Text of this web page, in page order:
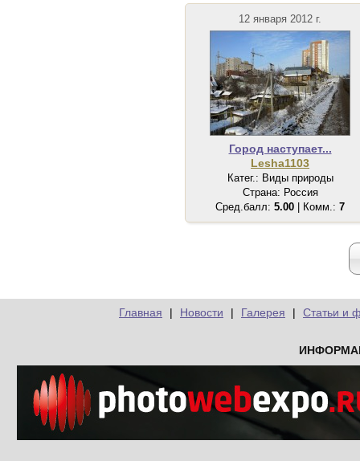
12 января 2012 г.
Город наступает...
Lesha1103
Катег.: Виды природы
Страна: Россия
Сред.балл: 5.00 | Комм.: 7
Главная | Новости | Галерея | Статьи и